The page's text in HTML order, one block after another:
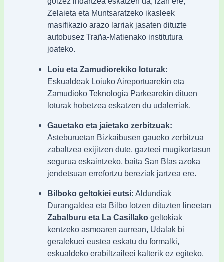
Zelaieta eta Muntsaratzeko ikasleek
masifikazio arazo larriak jasaten dituzte
autobusez Traña-Matienako institutura
joateko.
Loiu eta Zamudiorekiko loturak:
Eskualdeak Loiuko Aireportuarekin eta
Zamudioko Teknologia Parkearekin dituen
loturak hobetzea eskatzen du udalerriak.
Gauetako eta jaietako zerbitzuak:
Asteburuetan Bizkaibusen gaueko zerbitzua
zabaltzea exijitzen dute, gazteei mugikortasun
segurua eskaintzeko, baita San Blas azoka
jendetsuan errefortzu bereziak jartzea ere.
Bilboko geltokiei eutsi: Aldundiak
Durangaldea eta Bilbo lotzen dituzten lineetan
Zabalburu eta La Casillakogeltokiak
kentzeko asmoaren aurrean, Udalak bi
geralekuei eustea eskatu du formalki,
eskualdeko erabiltzaileei kalterik ez egiteko.